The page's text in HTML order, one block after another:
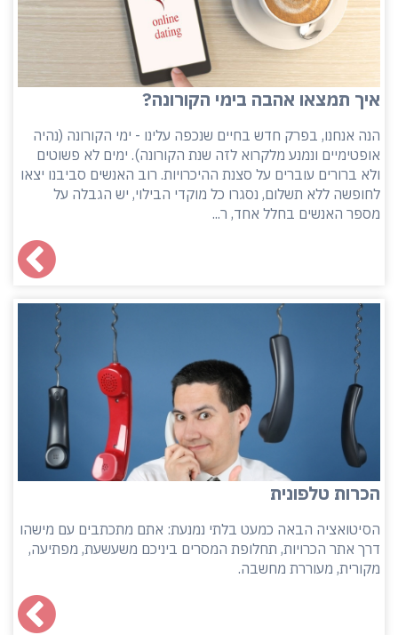
איך תמצאו אהבה בימי הקורונה?
הנה אנחנו, בפרק חדש בחיים שנכפה עלינו - ימי הקורונה (נהיה
אופטימיים ונמנע מלקרוא לזה שנת הקורונה). ימים לא פשוטים
ולא ברורים עוברים על סצנת ההיכרויות. רוב האנשים סביבנו יצאו
לחופשה ללא תשלום, נסגרו כל מוקדי הבילוי, יש הגבלה על
מספר האנשים בחלל אחד, ר...
הכרות טלפונית
הסיטואציה הבאה כמעט בלתי נמנעת: אתם מתכתבים עם מישהו
דרך אתר הכרויות, תחלופת המסרים ביניכם משעשעת, מפתיעה,
מקורית, מעוררת מחשבה.